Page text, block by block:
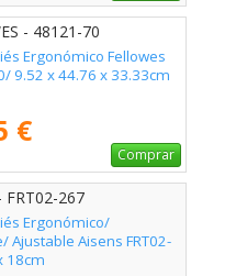
- 48121-70
Ergonómico Fellowes
9.52 x 44.76 x 33.33cm
€
Comprar
FRT02-267
Ergonómico/
Ajustable Aisens FRT02-
18cm